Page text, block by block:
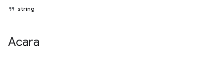
string
Acara